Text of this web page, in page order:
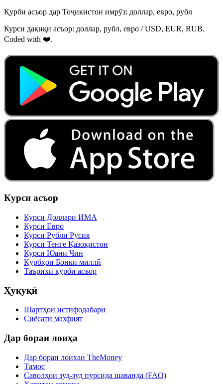
Қурби асъор дар Тоҷикистон имрӯз: доллар, евро, рубл
Курси дақиқи асъор: доллар, рубл, евро / USD, EUR, RUB.
Coded with ❤️.
Курси асъор
Курси Доллари ИМА
Курси Евро
Курси Рубли Русия
Курси Тенге Қазоқистон
Курси Юани Чин
Қурбҳои Бонки миллӣ
Таърихи қурби асъор
Ҳуқуқӣ
Шартҳои истифодабарӣ
Сиёсати махфият
Дар бораи лоиҳа
Дар бораи лоиҳаи TheMoney
Тамос
Саволҳои зуд-зуд пурсида шаванда (FAQ)